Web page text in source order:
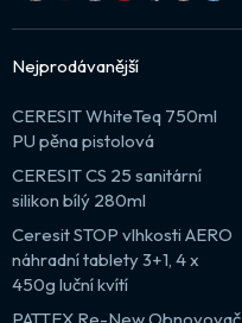
Nejprodávanější
CERESIT WhiteTeq 750ml
PU pěna pistolová
CERESIT CS 25 sanitární
silikon bílý 280ml
Ceresit STOP vlhkosti AERO
náhradní tablety 3+1, 4 x
450g luční kvítí
PATTEX Re-New Obnovovač